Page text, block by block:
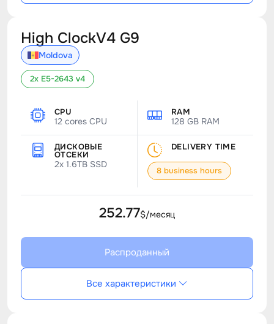
High ClockV4 G9
Moldova
2x E5-2643 v4
CPU
12 cores CPU
RAM
128 GB RAM
ДИСКОВЫЕ
ОТСЕКИ
2x 1.6TB SSD
DELIVERY TIME
8 business hours
252.77$/месяц
Распроданный
Все характеристики